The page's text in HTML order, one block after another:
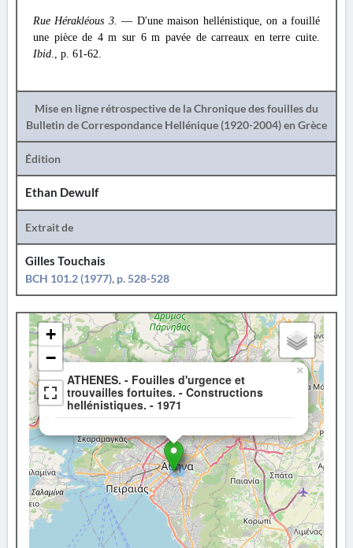
Rue Hérakléous 3. — D'une maison hellénistique, on a fouillé
une pièce de 4 m sur 6 m pavée de carreaux en terre cuite.
Ibid., p. 61-62.
Mise en ligne rétrospective de la Chronique des fouilles du
Bulletin de Correspondance Hellénique (1920-2004) en Grèce
Édition
Ethan Dewulf
Extrait de
Gilles Touchais
BCH 101.2 (1977), p. 528-528
ATHENES. - Fouilles d'urgence et
trouvailles fortuites. - Constructions
hellénistiques. - 1971
×
+
−